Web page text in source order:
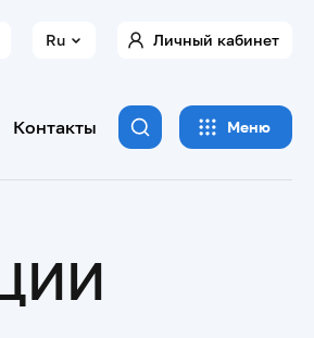
Ru Личный кабинет
Контакты Меню